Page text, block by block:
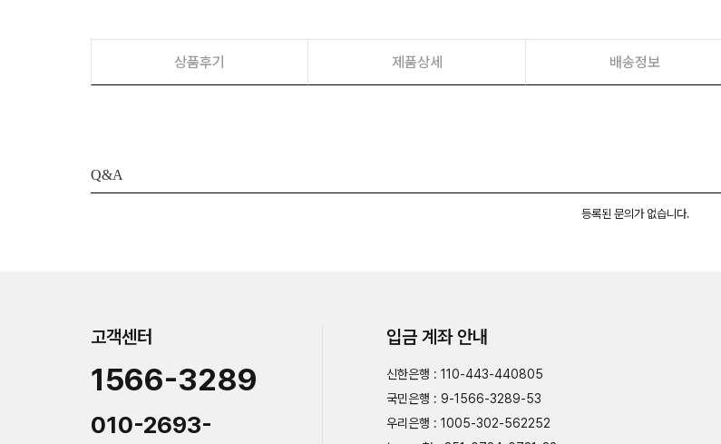
상품후기 제품상세 배송정보
Q&A
등록된 문의가 없습니다.
고객센터
1566-3289
010-2693-
입금 계좌 안내
신한은행 : 110-443-440805
국민은행 : 9-1566-3289-53
우리은행 : 1005-302-562252